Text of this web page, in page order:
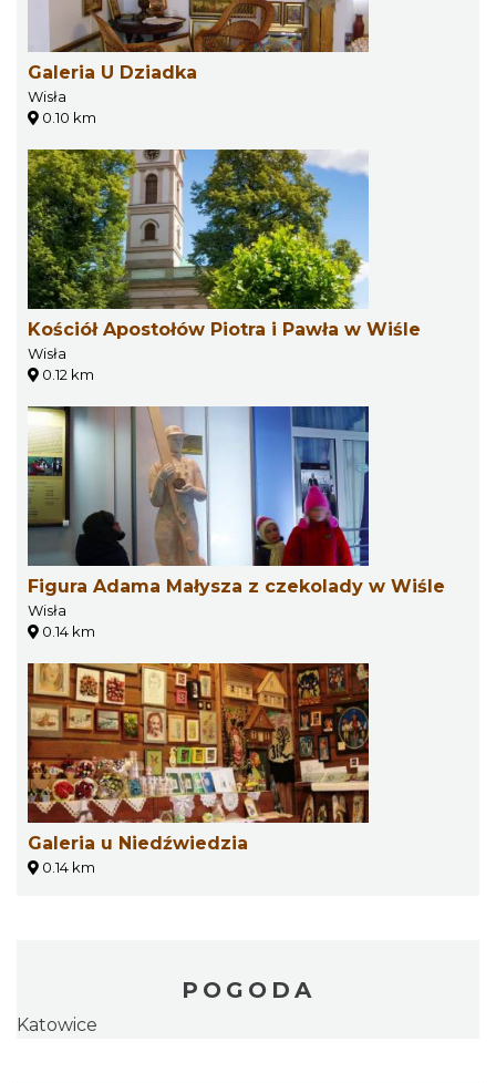
Galeria U Dziadka
Wisła
0.10 km
Kościół Apostołów Piotra i Pawła w Wiśle
Wisła
0.12 km
Figura Adama Małysza z czekolady w Wiśle
Wisła
0.14 km
Galeria u Niedźwiedzia
0.14 km
POGODA
Katowice